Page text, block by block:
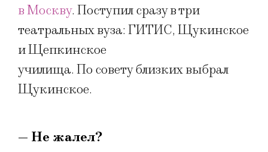
в Москву. Поступил сразу в три
театральных вуза: ГИТИС, Щукинское
и Щепкинское
училища. По совету близких выбрал
Щукинское.
— Не жалел?